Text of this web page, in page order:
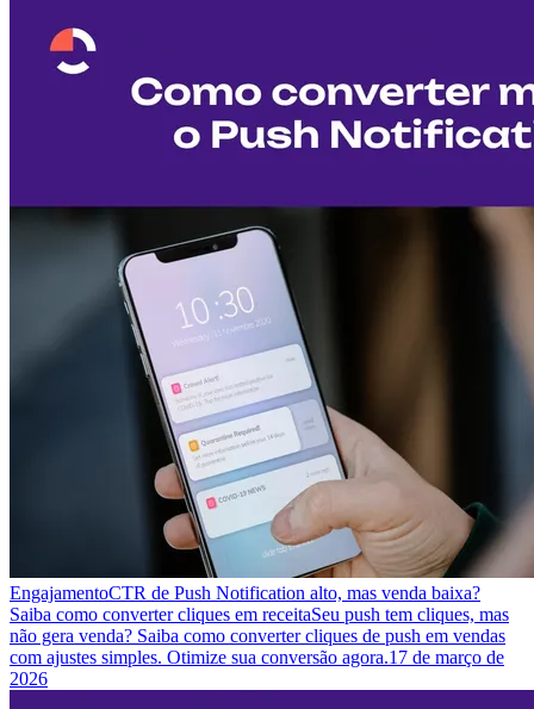
EngajamentoCTR de Push Notification alto, mas venda baixa?
Saiba como converter cliques em receitaSeu push tem cliques, mas
não gera venda? Saiba como converter cliques de push em vendas
com ajustes simples. Otimize sua conversão agora.17 de março de
2026